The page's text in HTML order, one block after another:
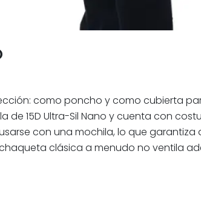
como poncho y como cubierta
15D Ultra-Sil Nano y cuenta con
con una mochila, lo que garantiza
clásica a menudo no ventila